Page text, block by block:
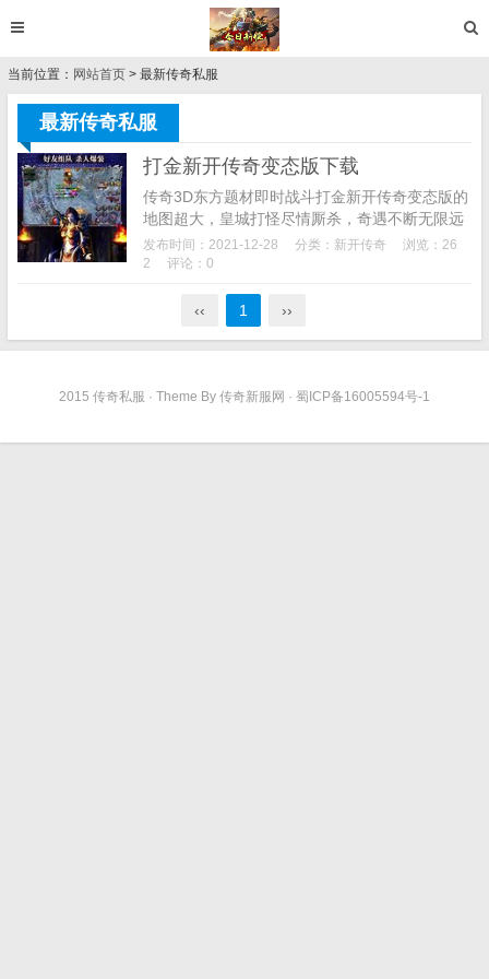
当前位置： 网站首页 > 最新传奇私服
最新传奇私服
打金新开传奇变态版下载
传奇3D东方题材即时战斗打金新开传奇变态版的
地图超大，皇城打怪尽情厮杀，奇遇不断无限远
征，兄弟助阵没有束缚，颇多的战役完成，神器
众多杀伤力很强，快节奏的对决，全程都很刺
发布时间：2021-12-28 分类： 新开传奇
浏览：26
2
评论：0
‹‹ 1 ››
2015 传奇私服 · Theme By 传奇新服网 · 蜀ICP备16005594号-1